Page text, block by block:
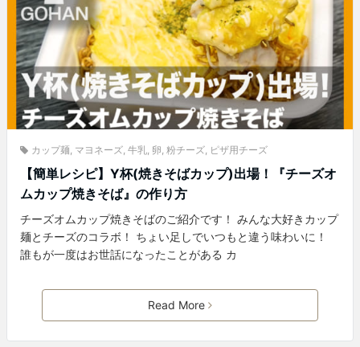
カップ麺 マヨネーズ 牛乳 卵 粉チーズ ピザ用チーズ
【簡単レシピ】Y杯(焼きそばカップ)出場！『チーズオ
ムカップ焼きそば』の作り方
チーズオムカップ焼きそばのご紹介です！ みんな大好きカップ
麺とチーズのコラボ！ ちょい足しでいつもと違う味わいに！
誰もが一度はお世話になったことがある カ
Read More